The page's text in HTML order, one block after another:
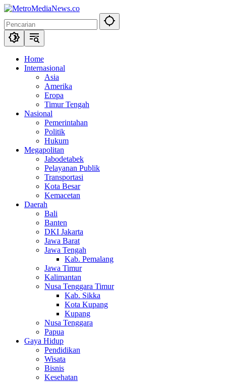
Langsung
konten
Home
Internasional
Asia
Amerika
Eropa
Timur Tengah
Nasional
Pemerintahan
Politik
Hukum
Megapolitan
Jabodetabek
Pelayanan Publik
Transportasi
Kota Besar
Kemacetan
Daerah
Bali
Banten
DKI Jakarta
Jawa Barat
Jawa Tengah
Kab. Pemalang
Jawa Timur
Kalimantan
Nusa Tenggara Timur
Kab. Sikka
Kota Kupang
Kupang
Nusa Tenggara
Papua
Gaya Hidup
Pendidikan
Wisata
Bisnis
Kesehatan